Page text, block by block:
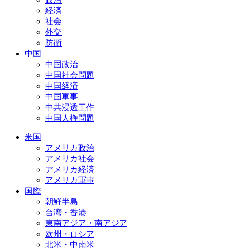
経済
社会
外交
防衛
中国
中国政治
中国社会問題
中国経済
中国軍事
中共浸透工作
中国人権問題
米国
アメリカ政治
アメリカ社会
アメリカ経済
アメリカ軍事
国際
朝鮮半島
台湾・香港
東南アジア・南アジア
欧州・ロシア
北米・中南米